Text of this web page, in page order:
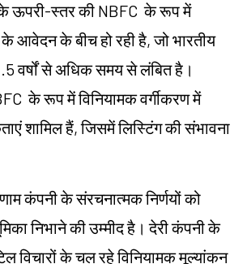
के ऊपरी-स्तर की NBFC के रूप में
आवेदन के बीच हो रही है, जो भारतीय
वर्षों से अधिक समय से लंबित है।
के रूप में विनियामक वर्गीकरण में
शामिल हैं, जिसमें लिस्टिंग की संभावना
कंपनी के संरचनात्मक निर्णयों को
निभाने की उम्मीद है। देरी कंपनी के
विचारों के चल रहे विनियामक मूल्यांकन